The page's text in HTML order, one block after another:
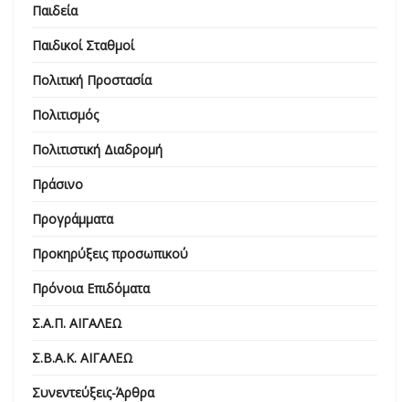
Παιδεία
Παιδικοί Σταθμοί
Πολιτική Προστασία
Πολιτισμός
Πολιτιστική Διαδρομή
Πράσινο
Προγράμματα
Προκηρύξεις προσωπικού
Πρόνοια Επιδόματα
Σ.Α.Π. ΑΙΓΑΛΕΩ
Σ.Β.Α.Κ. ΑΙΓΑΛΕΩ
Συνεντεύξεις-Άρθρα